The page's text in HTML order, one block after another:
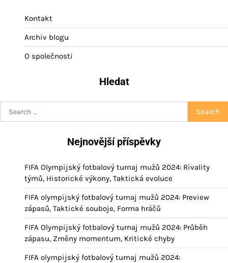
Kontakt
Archiv blogu
O společnosti
Hledat
for:
Nejnovější příspěvky
FIFA Olympijský fotbalový turnaj mužů 2024: Rivality
týmů, Historické výkony, Taktická evoluce
FIFA olympijský fotbalový turnaj mužů 2024: Preview
zápasů, Taktické souboje, Forma hráčů
FIFA Olympijský fotbalový turnaj mužů 2024: Průběh
zápasu, Změny momentum, Kritické chyby
FIFA olympijský fotbalový turnaj mužů 2024: